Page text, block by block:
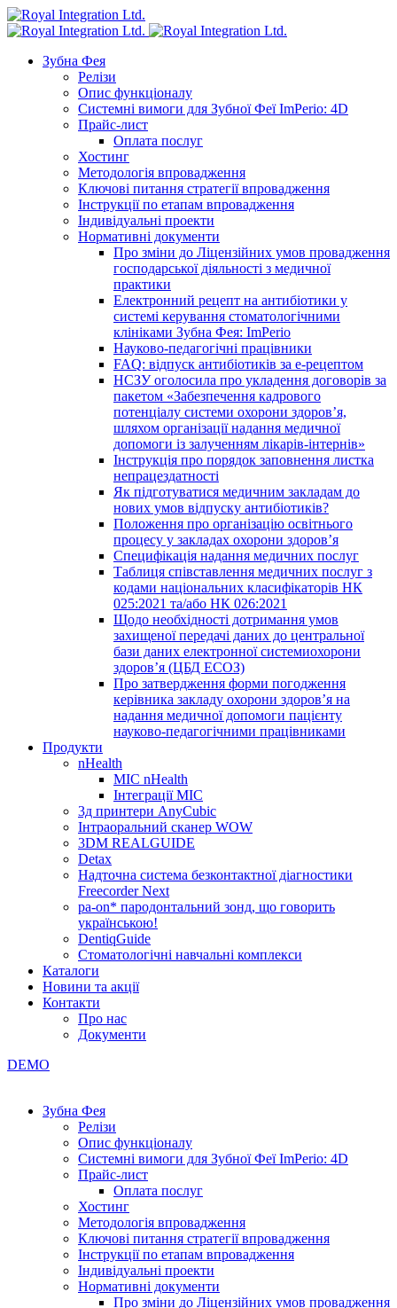
Зубна Фея
Релізи
Опис функціоналу
Системні вимоги для Зубної Феї ImPerio: 4D
Прайс-лист
Оплата послуг
Хостинг
Методологія впровадження
Ключові питання стратегії впровадження
Інструкції по етапам впровадження
Індивідуальні проекти
Нормативні документи
Про зміни до Ліцензійних умов провадження
господарської діяльності з медичної
практики
Електронний рецепт на антибіотики у
системі керування стоматологічними
клініками Зубна Фея: ImPerio
Науково-педагогічні працівники
FAQ: відпуск антибіотиків за е-рецептом
НСЗУ оголосила про укладення договорів за
пакетом «Забезпечення кадрового
потенціалу системи охорони здоров’я,
шляхом організації надання медичної
допомоги із залученням лікарів-інтернів»
Інструкція про порядок заповнення листка
непрацездатності
Як підготуватися медичним закладам до
нових умов відпуску антибіотиків?
Положення про організацію освітнього
процесу у закладах охорони здоров’я
Специфікація надання медичних послуг
Таблиця співставлення медичних послуг з
кодами національних класифікаторів НК
025:2021 та/або НК 026:2021
Щодо необхідності дотримання умов
захищеної передачі даних до центральної
бази даних електронної системиохорони
здоров’я (ЦБД ЕСОЗ)
Про затвердження форми погодження
керівника закладу охорони здоров’я на
надання медичної допомоги пацієнту
науково-педагогічними працівниками
Продукти
nHealth
МІС nHealth
Інтеграції МІС
3д принтери AnyCubic
Інтраоральний сканер WOW
3DM REALGUIDE
Detax
Надточна система безконтактної діагностики
Freecorder Next
pa-on* пародонтальний зонд, що говорить
українською!
DentiqGuide
Стоматологічні навчальні комплекси
Каталоги
Новини та акції
Контакти
Про нас
Документи
DEMO
Зубна Фея
Релізи
Опис функціоналу
Системні вимоги для Зубної Феї ImPerio: 4D
Прайс-лист
Оплата послуг
Хостинг
Методологія впровадження
Ключові питання стратегії впровадження
Інструкції по етапам впровадження
Індивідуальні проекти
Нормативні документи
Про зміни до Ліцензійних умов провадження